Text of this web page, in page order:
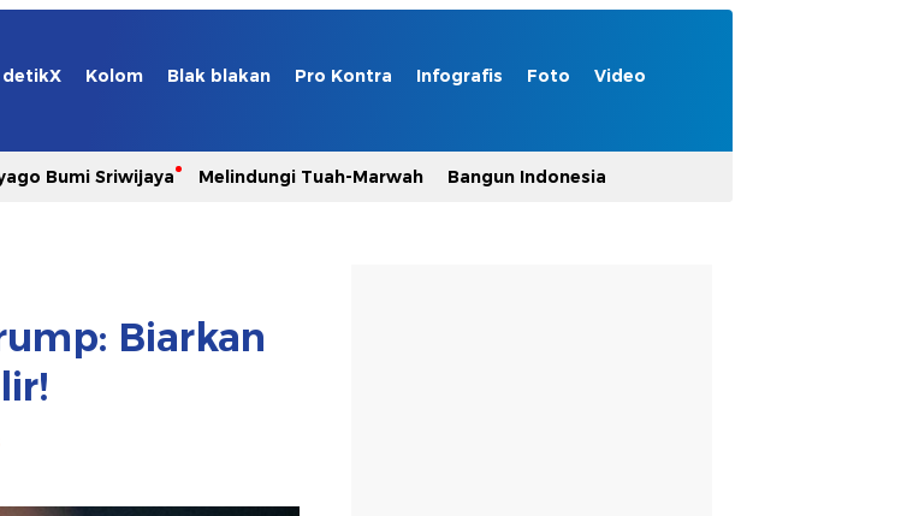
detikX Kolom Blak blakan Pro Kontra Infografis Foto Video
Bumi Sriwijaya Melindungi Tuah-Marwah Bangun Indonesia
Biarkan